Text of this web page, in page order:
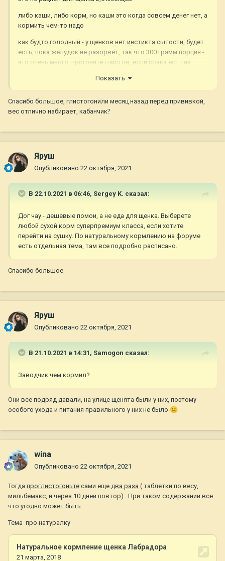
либо каши, либо корм, но каши это когда совсем денег нет, а
кормить чем-то надо
как будто голодный - у щенков нет инстикта сытости, будет
есть, пока желудок не разорвет, так что 300 грамм порция -
это очень много, прогоните глистов, если соака ест так
относятся), либо сухой корм и не дог чау
Показать
Спасибо большое, глистогонили месяц назад перед прививкой,
вес отлично набирает, кабанчик?
Яруш
Опубликовано 22 октября, 2021
В 22.10.2021 в 06:46, Sergey K. сказал:
Дог чау - дешевые помои, а не еда для щенка. Выберете
любой сухой корм суперпремиум класса, если хотите
перейти на сушку. По натуральному кормлению на форуме
есть отдельная тема, там все подробно расписано.
Спасибо большое
Яруш
Опубликовано 22 октября, 2021
В 21.10.2021 в 14:31, Samogon сказал:
Заводчик чем кормил?
Они все подряд давали, на улице щенята были у них, поэтому
особого ухода и питания правильного у них не было ☹️
wina
Опубликовано 22 октября, 2021
Тогда проглистогоньте сами еще два раза ( таблетки по весу,
мильбемакс, и через 10 дней повтор) . При таком содержании все
что угодно может быть.
Тема про натуралку